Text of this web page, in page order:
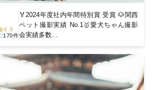
4.9
170件
🏅2024年度社内年間特別賞 受賞 🐶関西
ペット撮影実績 No.1🥇愛犬ちゃん撮影
会実績多数...